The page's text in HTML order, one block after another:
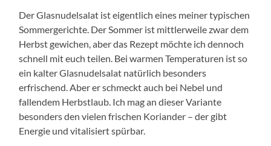
Der Glasnudelsalat ist eigentlich eines meiner typischen
Sommergerichte. Der Sommer ist mittlerweile zwar dem
Herbst gewichen, aber das Rezept möchte ich dennoch
schnell mit euch teilen. Bei warmen Temperaturen ist so
ein kalter Glasnudelsalat natürlich besonders
erfrischend. Aber er schmeckt auch bei Nebel und
fallendem Herbstlaub. Ich mag an dieser Variante
besonders den vielen frischen Koriander – der gibt
Energie und vitalisiert spürbar.